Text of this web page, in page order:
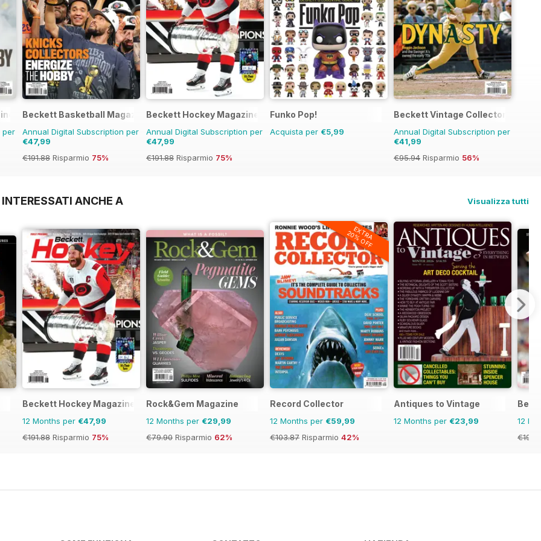
per
Beckett Basketball Magazine
Annual Digital Subscription per
€47,99
€191.88 Risparmio 75%
Beckett Hockey Magazine
Annual Digital Subscription per
€47,99
€191.88 Risparmio 75%
Funko Pop!
Acquista per €5,99
Beckett Vintage Collector
Annual Digital Subscription per
€41,99
€95.94 Risparmio 56%
ANCHE A Visualizza tutti
Beckett Hockey Magazine
12 Months per €47,99
€191.88 Risparmio 75%
Rock&Gem Magazine
12 Months per €29,99
€79.90 Risparmio 62%
EXTRA
20% OFF
Record Collector
12 Months per €59,99
€103.87 Risparmio 42%
Antiques to Vintage
12 Months per €23,99
12